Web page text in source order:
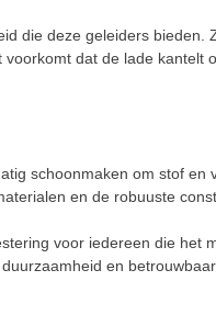
die deze geleiders bieden.
dat de lade kantelt
schoonmaken om stof
en de robuuste
voor iedereen die het
en